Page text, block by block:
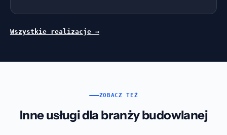
Wszystkie realizacje →
ZOBACZ TEŻ
Inne usługi dla branży budowlanej